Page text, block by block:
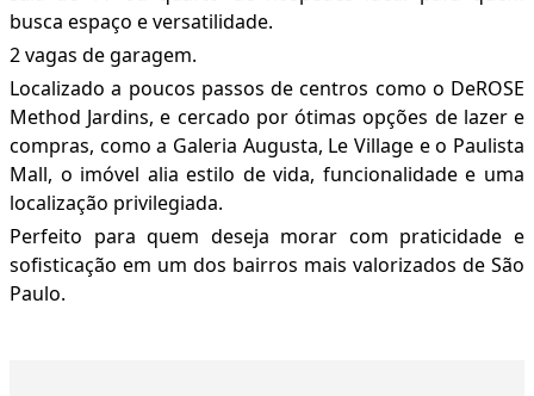
busca espaço e versatilidade.
2 vagas de garagem.
Localizado a poucos passos de centros como o DeROSE
Method Jardins, e cercado por ótimas opções de lazer e
compras, como a Galeria Augusta, Le Village e o Paulista
Mall, o imóvel alia estilo de vida, funcionalidade e uma
localização privilegiada.
Perfeito para quem deseja morar com praticidade e
sofisticação em um dos bairros mais valorizados de São
Paulo.